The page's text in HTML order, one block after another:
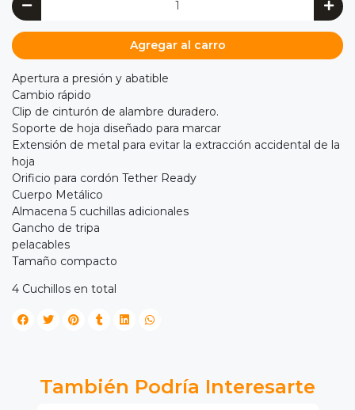
Agregar al carro
Apertura a presión y abatible
Cambio rápido
Clip de cinturón de alambre duradero.
Soporte de hoja diseñado para marcar
Extensión de metal para evitar la extracción accidental de la
hoja
Orificio para cordón Tether Ready
Cuerpo Metálico
Almacena 5 cuchillas adicionales
Gancho de tripa
pelacables
Tamaño compacto
4 Cuchillos en total
También Podría Interesarte